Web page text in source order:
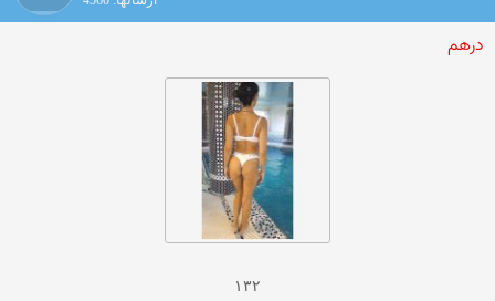
درهم
۱۳۲